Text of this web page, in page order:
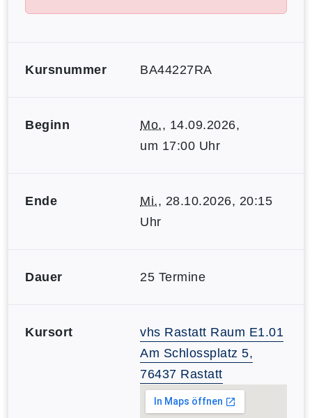
Kursnummer BA44227RA
Beginn Mo., 14.09.2026,
um 17:00 Uhr
Ende Mi., 28.10.2026, 20:15
Uhr
Dauer 25 Termine
Kursort
vhs Rastatt Raum E1.01
Am Schlossplatz 5,
76437 Rastatt